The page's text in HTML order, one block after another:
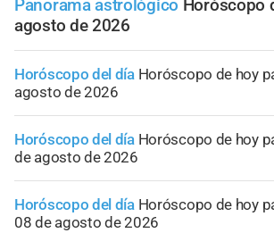
Panorama astrológico Horóscopo
agosto de 2026
Horóscopo del día Horóscopo de hoy
agosto de 2026
Horóscopo del día Horóscopo de hoy
de agosto de 2026
Horóscopo del día Horóscopo de hoy
08 de agosto de 2026